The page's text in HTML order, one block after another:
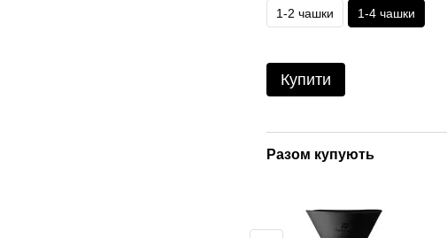
1-2 чашки 1-4 чашки
Купити
Разом купують